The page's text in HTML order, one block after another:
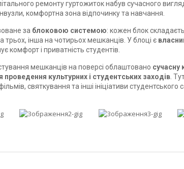
ремонту гуртожиток набув сучасного
комфортна зона відпочинку та навчання.
за блоковою системою: кожен блок
трьох, інша на чотирьох мешканців. У блоці є
комфорт і приватність студентів.
мешканців на поверсі облаштовано сучасну
проведення культурних і студентських заходів .
святкування та інші ініціативи